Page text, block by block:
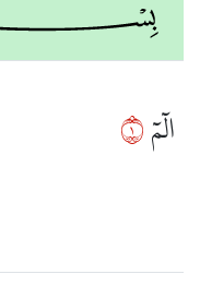
الٓمٓ١